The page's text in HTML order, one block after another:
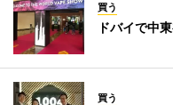
買う
ドバイで中
買う